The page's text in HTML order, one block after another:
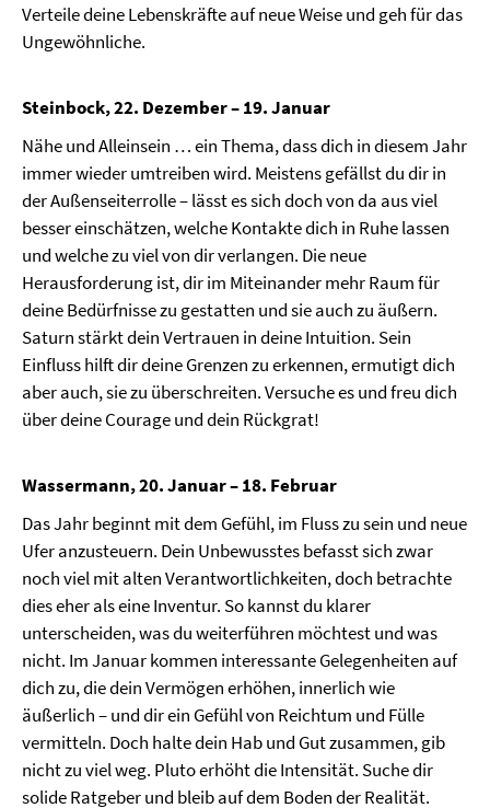
Verteile deine Lebenskräfte auf neue Weise und geh für das
Ungewöhnliche.
Steinbock, 22. Dezember – 19. Januar
Nähe und Alleinsein … ein Thema, dass dich in diesem Jahr
immer wieder umtreiben wird. Meistens gefällst du dir in
der Außenseiterrolle – lässt es sich doch von da aus viel
besser einschätzen, welche Kontakte dich in Ruhe lassen
und welche zu viel von dir verlangen. Die neue
Herausforderung ist, dir im Miteinander mehr Raum für
deine Bedürfnisse zu gestatten und sie auch zu äußern.
Saturn stärkt dein Vertrauen in deine Intuition. Sein
Einfluss hilft dir deine Grenzen zu erkennen, ermutigt dich
aber auch, sie zu überschreiten. Versuche es und freu dich
über deine Courage und dein Rückgrat!
Wassermann, 20. Januar – 18. Februar
Das Jahr beginnt mit dem Gefühl, im Fluss zu sein und neue
Ufer anzusteuern. Dein Unbewusstes befasst sich zwar
noch viel mit alten Verantwortlichkeiten, doch betrachte
dies eher als eine Inventur. So kannst du klarer
unterscheiden, was du weiterführen möchtest und was
nicht. Im Januar kommen interessante Gelegenheiten auf
dich zu, die dein Vermögen erhöhen, innerlich wie
äußerlich – und dir ein Gefühl von Reichtum und Fülle
vermitteln. Doch halte dein Hab und Gut zusammen, gib
nicht zu viel weg. Pluto erhöht die Intensität. Suche dir
solide Ratgeber und bleib auf dem Boden der Realität.